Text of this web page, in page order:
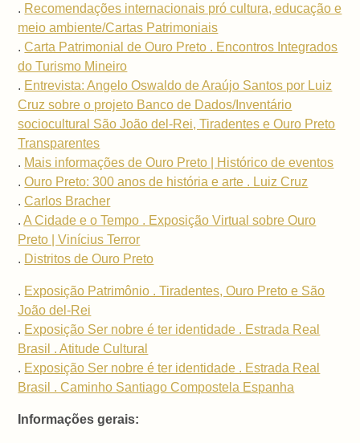
. Recomendações internacionais pró cultura, educação e
meio ambiente/Cartas Patrimoniais
.Carta Patrimonial de Ouro Preto . Encontros Integrados
do Turismo Mineiro
. Entrevista: Angelo Oswaldo de Araújo Santos por Luiz
Cruz sobre o projeto Banco de Dados/Inventário
sociocultural São João del-Rei, Tiradentes e Ouro Preto
Transparentes
. Mais informações de Ouro Preto | Histórico de eventos
.Ouro Preto: 300 anos de história e arte . Luiz Cruz
.Carlos Bracher
.A Cidade e o Tempo . Exposição Virtual sobre Ouro
Preto | Vinícius Terror
. Distritos de Ouro Preto
. Exposição Patrimônio . Tiradentes, Ouro Preto e São
João del-Rei
. Exposição Ser nobre é ter identidade . Estrada Real
Brasil . Atitude Cultural
. Exposição Ser nobre é ter identidade . Estrada Real
Brasil . Caminho Santiago Compostela Espanha
Informações gerais: